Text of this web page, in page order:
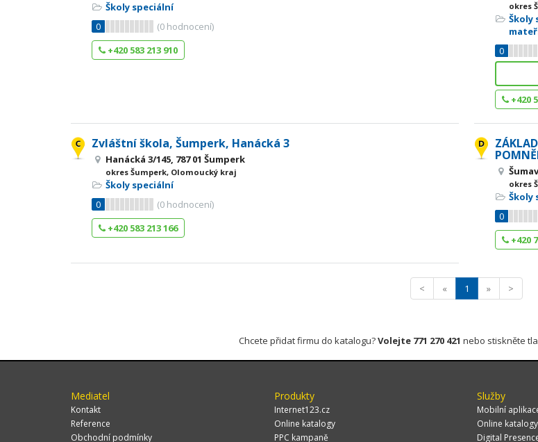
Školy speciální
0
(0 hodnocení)
+420 583 213 910
okres
Školy
0
+420
Zvláštní škola, Šumperk, Hanácká 3
Hanácká 3/145, 787 01 Šumperk
okres Šumperk, Olomoucký kraj
Školy speciální
0
(0 hodnocení)
+420 583 213 166
okres
Školy
0
+420
< « 1 » >
Chcete přidat firmu do katalogu?Volejte 771 270 421 nebo stiskněte
Mediatel
Kontakt
Reference
Obchodní podmínky
Produkty
Internet123.cz
Online katalogy
PPC kampaně
Služby
Mobilní
Online katalogy
Digital